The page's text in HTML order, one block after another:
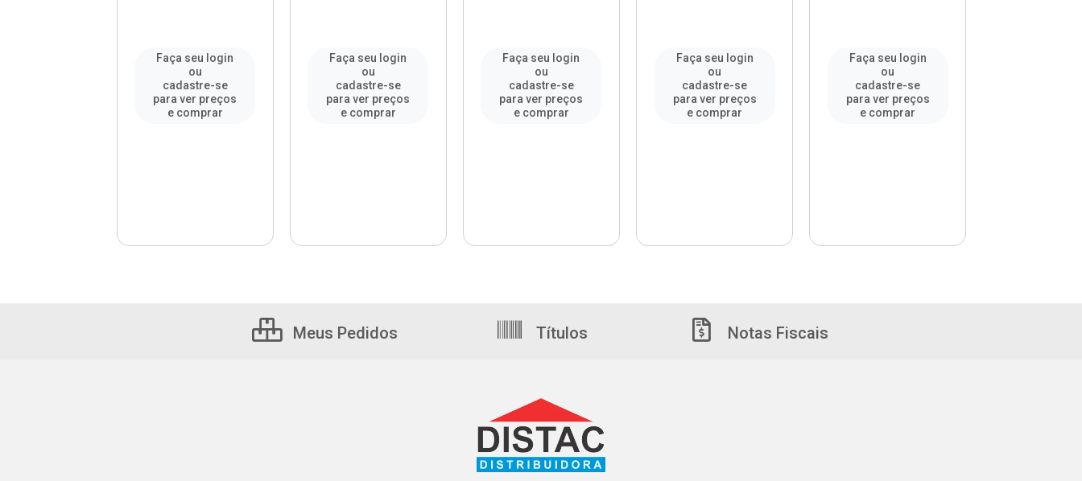
Faça seu login
ou
cadastre-se
para ver preços
e comprar
Faça seu login
ou
cadastre-se
para ver preços
e comprar
Faça seu login
ou
cadastre-se
para ver preços
e comprar
Faça seu login
ou
cadastre-se
para ver preços
e comprar
Faça seu login
ou
cadastre-se
para ver preços
e comprar
Meus Pedidos Títulos Notas Fiscais